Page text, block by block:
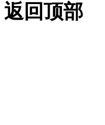
返回顶部